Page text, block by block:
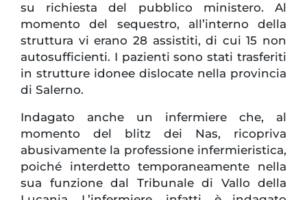
su richiesta del pubblico ministero. Al
momento del sequestro, all’interno della
struttura vi erano 28 assistiti, di cui 15 non
autosufficienti. I pazienti sono stati trasferiti
in strutture idonee dislocate nella provincia
di Salerno.
Indagato anche un infermiere che, al
momento del blitz dei Nas, ricopriva
abusivamente la professione infermieristica,
poiché interdetto temporaneamente nella
sua funzione dal Tribunale di Vallo della